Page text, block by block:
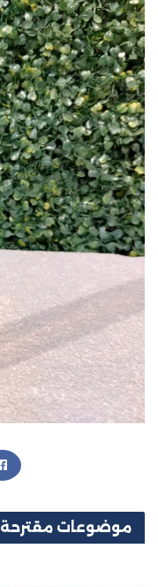
موضوعات مقترحة